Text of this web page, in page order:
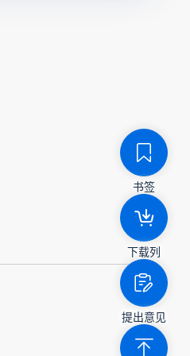
书签
下载列
提出意见